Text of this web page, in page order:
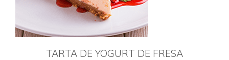
TARTA DE YOGURT DE FRESA